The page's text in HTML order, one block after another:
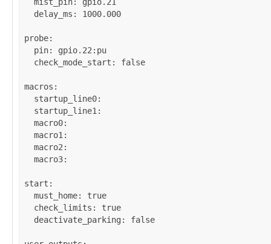
delay_ms : 1000.000
probe:
pin: gpio.22:pu
check_mode_start : false
macros :
startup_line0:
startup_line1 :
macro0:
macro1 :
macro2 :
macro3:
start :
must_home: true
check_limits : true
deactivate_parking : false